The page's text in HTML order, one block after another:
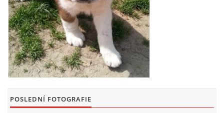
FOTOALBUM
ODKAZY
KONTAKT
POSLEDNÍ FOTOGRAFIE